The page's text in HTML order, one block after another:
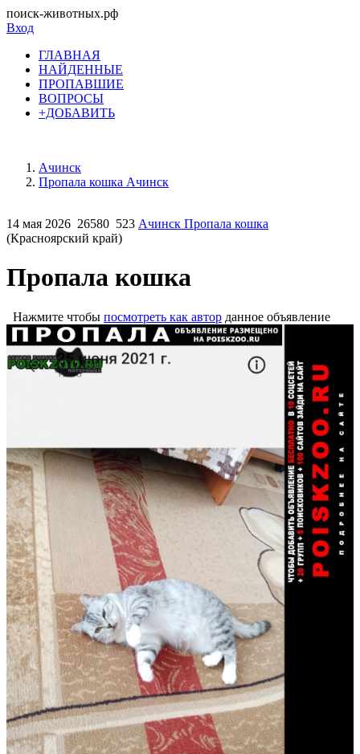
поиск-животных.рф
Вход
ГЛАВНАЯ
НАЙДЕННЫЕ
ПРОПАВШИЕ
ВОПРОСЫ
+ДОБАВИТЬ
Ачинск
Пропала кошка Ачинск
14 мая 2026 26580 523 Ачинск Пропала кошка
(Красноярский край)
Пропала кошка
Нажмите чтобы посмотреть как автор данное объявление